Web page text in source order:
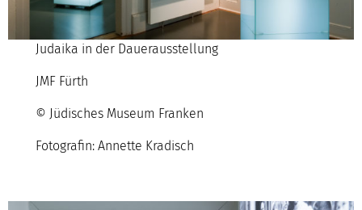
Judaika in der Dauerausstellung
JMF Fürth
© Jüdisches Museum Franken
Fotografin: Annette Kradisch